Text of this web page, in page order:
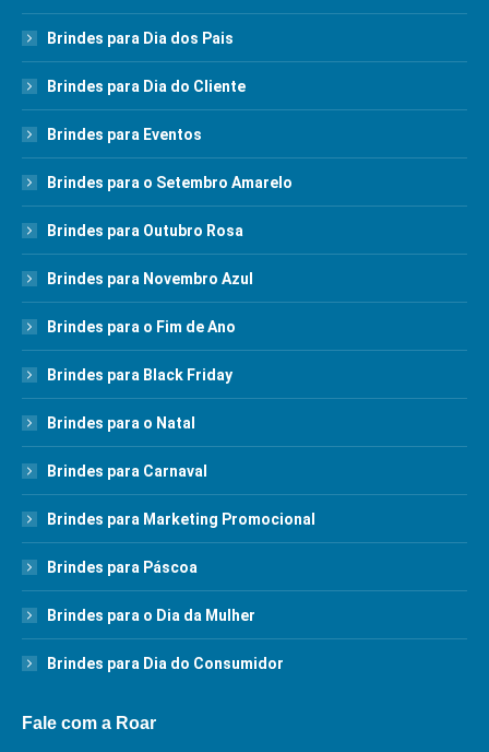
Brindes para Dia dos Pais
Brindes para Dia do Cliente
Brindes para Eventos
Brindes para o Setembro Amarelo
Brindes para Outubro Rosa
Brindes para Novembro Azul
Brindes para o Fim de Ano
Brindes para Black Friday
Brindes para o Natal
Brindes para Carnaval
Brindes para Marketing Promocional
Brindes para Páscoa
Brindes para o Dia da Mulher
Brindes para Dia do Consumidor
Fale com a Roar